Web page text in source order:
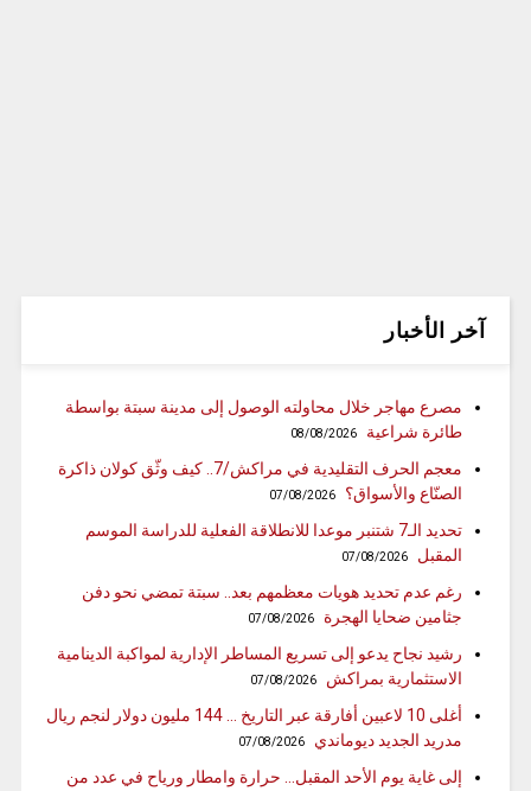
آخر الأخبار
مصرع مهاجر خلال محاولته الوصول إلى مدينة سبتة بواسطة
طائرة شراعية
08/08/2026
معجم الحرف التقليدية في مراكش/7.. كيف وثّق كولان ذاكرة
الصنّاع والأسواق؟
07/08/2026
تحديد الـ7 شتنبر موعدا للانطلاقة الفعلية للدراسة الموسم
المقبل
07/08/2026
رغم عدم تحديد هويات معظمهم بعد.. سبتة تمضي نحو دفن
جثامين ضحايا الهجرة
07/08/2026
رشيد نجاح يدعو إلى تسريع المساطر الإدارية لمواكبة الدينامية
الاستثمارية بمراكش
07/08/2026
أغلى 10 لاعبين أفارقة عبر التاريخ … 144 مليون دولار لنجم ريال
مدريد الجديد ديوماندي
07/08/2026
إلى غاية يوم الأحد المقبل… حرارة وامطار ورياح في عدد من